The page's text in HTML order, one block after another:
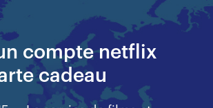
compte netflix
cadeau